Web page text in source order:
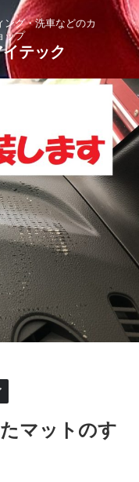
グ・洗車などのカ
ップ
テック
マットのす